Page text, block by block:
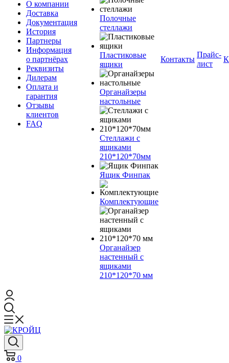
О компании
Доставка
Документация
История
Партнеры
Информация
о партнёрах
Реквизиты
Дилерам
Оплата и
гарантия
Отзывы
клиентов
FAQ
Полочные
стеллажи
Пластиковые
ящики
Органайзеры
настольные
Стеллажи с
ящиками
210*120*70мм
Ящик Финпак
Комплектующие
Органайзер
настенный с
ящиками
210*120*70 мм
Контакты
Прайс-
лист
0